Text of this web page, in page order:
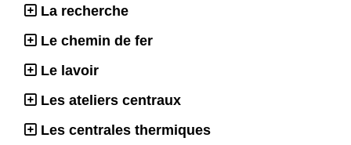
La recherche
Le chemin de fer
Le lavoir
Les ateliers centraux
Les centrales thermiques